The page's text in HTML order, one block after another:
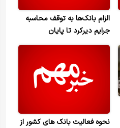
الزام بانک‌ها به توقف محاسبه
جرایم دیرکرد تا پایان
اردیبهشت
نحوه فعالیت بانک های کشور از